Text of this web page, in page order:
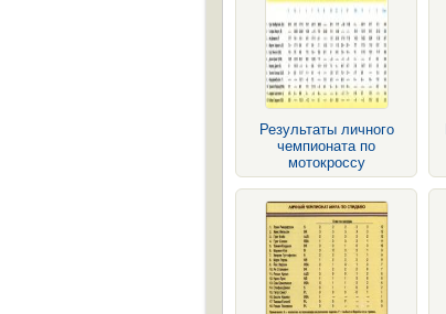
Результаты личного
чемпионата по
мотокроссу